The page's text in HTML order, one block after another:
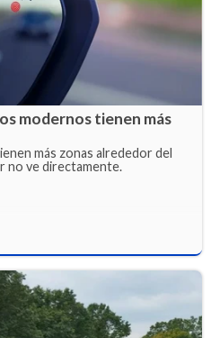
modernos tienen más
más zonas alrededor del
no ve directamente.